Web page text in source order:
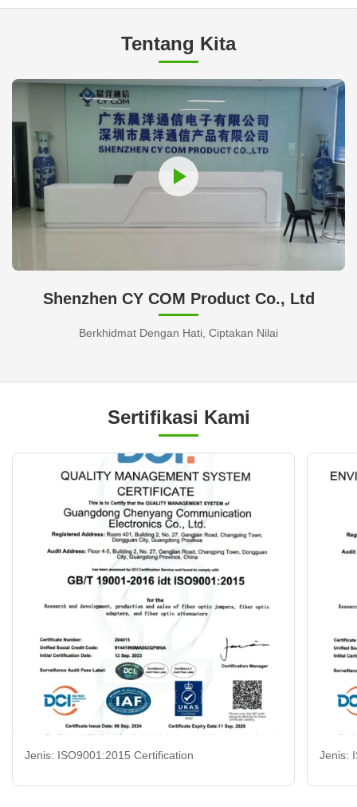
Tentang Kita
Shenzhen CY COM Product Co., Ltd
Berkhidmat Dengan Hati, Ciptakan Nilai
Sertifikasi Kami
Jenis: ISO9001:2015 Certification Jenis: